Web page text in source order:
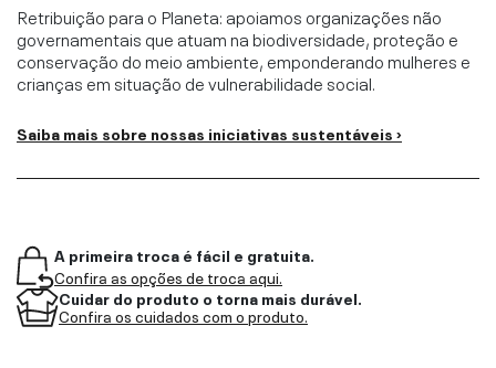
Retribuição para o Planeta: apoiamos organizações não
governamentais que atuam na biodiversidade, proteção e
conservação do meio ambiente, emponderando mulheres e
crianças em situação de vulnerabilidade social.
Saiba mais sobre nossas iniciativas sustentáveis ›
A primeira troca é fácil e gratuita.
Confira as opções de troca aqui.
Cuidar do produto o torna mais durável.
Confira os cuidados com o produto.